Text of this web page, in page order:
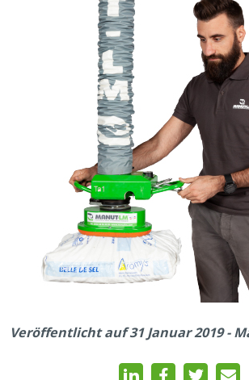
verpackt sind.
Veröffentlicht auf 31 Januar 2019 -